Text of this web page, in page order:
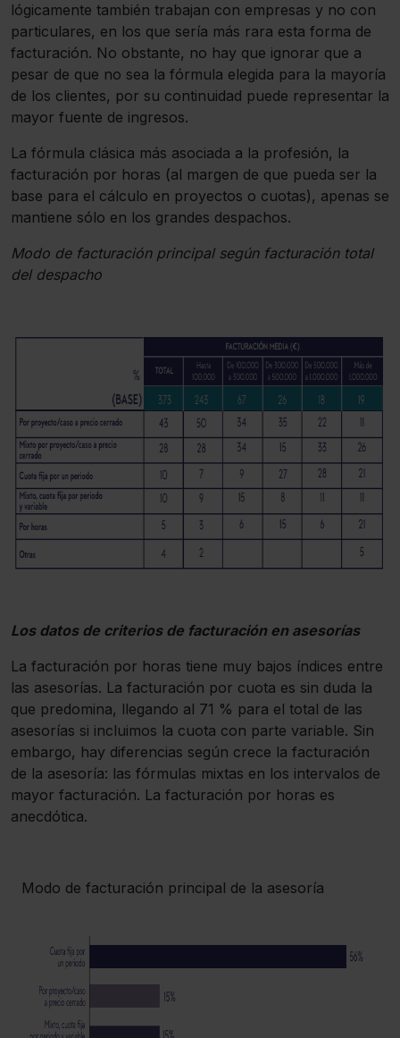
lógicamente también trabajan con empresas y no con
particulares, en los que sería más rara esta forma de
facturación. No obstante, no hay que ignorar que a
pesar de que no sea la fórmula elegida para la mayoría
de los clientes, por su continuidad puede representar la
mayor fuente de ingresos.
La fórmula clásica más asociada a la profesión, la
facturación por horas (al margen de que pueda ser la
base para el cálculo en proyectos o cuotas), apenas se
mantiene sólo en los grandes despachos.
Modo de facturación principal según facturación total
del despacho
Los datos de criterios de facturación en asesorías
La facturación por horas tiene muy bajos índices entre
las asesorías. La facturación por cuota es sin duda la
que predomina, llegando al 71 % para el total de las
asesorías si incluimos la cuota con parte variable. Sin
embargo, hay diferencias según crece la facturación
de la asesoría: las fórmulas mixtas en los intervalos de
mayor facturación. La facturación por horas es
anecdótica.
Modo de facturación principal de la asesoría